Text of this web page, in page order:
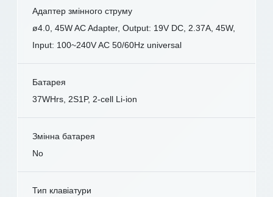
Адаптер змінного струму
ø4.0, 45W AC Adapter, Output: 19V DC, 2.37A, 45W,
Input: 100~240V AC 50/60Hz universal
Батарея
37WHrs, 2S1P, 2-cell Li-ion
Змінна батарея
No
Тип клавіатури